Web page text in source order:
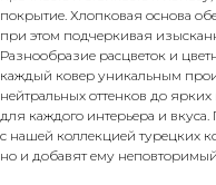
покрытие. Хлопковая основа
при этом подчеркивая
Разнообразие расцветок и
каждый ковер уникальным
нейтральных оттенков до
для каждого интерьера и
с нашей коллекцией турецких
но и добавят ему неповторимый